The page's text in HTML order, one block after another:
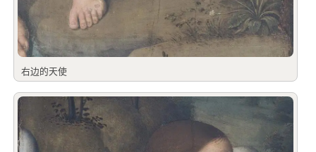
右边的天使